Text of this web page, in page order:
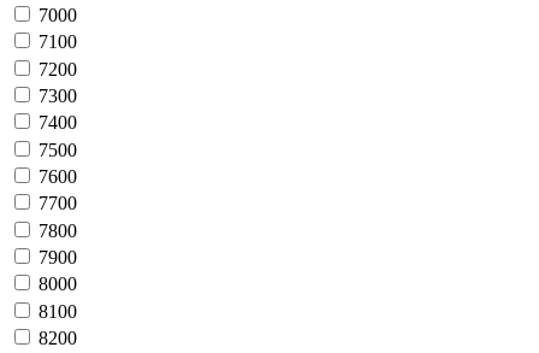
7000
7100
7200
7300
7400
7500
7600
7700
7800
7900
8000
8100
8200